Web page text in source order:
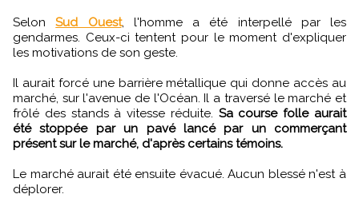
SelonSud Ouest, l'homme a été interpellé par les
gendarmes. Ceux-ci tentent pour le moment d'expliquer
les motivations de son geste.
Il aurait forcé une barrière métallique qui donne accès au
marché, sur l'avenue de l'Océan. Il a traversé le marché et
frôlé des stands à vitesse réduite. Sa course folle aurait
été stoppée par un pavé lancé par un commerçant
présent sur le marché, d'après certains témoins.
Le marché aurait été ensuite évacué. Aucun blessé n'est à
déplorer.